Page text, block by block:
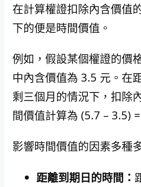
在計算權證扣除內含價值
下的便是時間價值。
例如，假設某個權證的價
中內含價值為 3.5 元。在
剩三個月的情況下，扣除
間價值計算為 (5.7 – 3.5)
影響時間價值的因素多種
距離到期日的時間：